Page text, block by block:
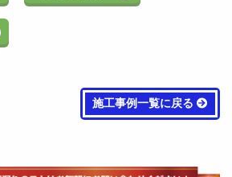
施工事例一覧に戻る